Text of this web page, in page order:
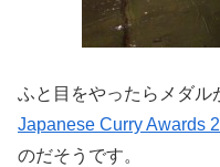
ふと目をやったらメダル
Japanese Curry Awards
のだそうです。